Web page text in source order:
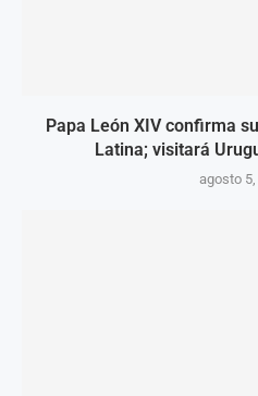
Papa León XIV confirma
Latina; visitará
agosto